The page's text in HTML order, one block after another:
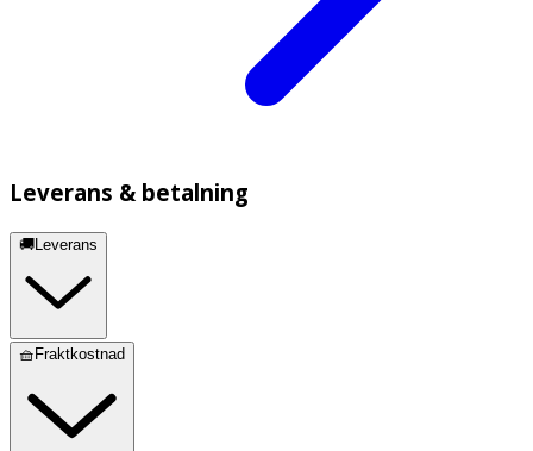
Leverans & betalning
🚚Leverans
🧺Fraktkostnad